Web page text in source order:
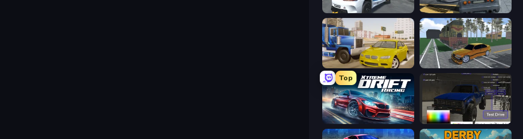
RCC City Racing
Crazy Car Stunts Obby: Car Crash Sandbox
Top
Xtreme DRIFT Racing Car Inspector: Truck